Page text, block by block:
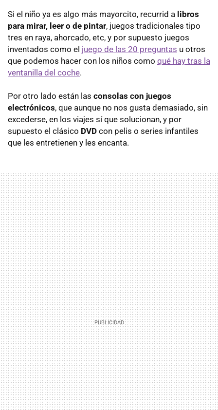
Si el niño ya es algo más mayorcito, recurrid a libros
para mirar, leer o de pintar, juegos tradicionales tipo
tres en raya, ahorcado, etc, y por supuesto juegos
inventados como el juego de las 20 preguntas u otros
que podemos hacer con los niños como qué hay tras la
ventanilla del coche.
Por otro lado están las consolas con juegos
electrónicos, que aunque no nos gusta demasiado, sin
excederse, en los viajes sí que solucionan, y por
supuesto el clásico DVD con pelis o series infantiles
que les entretienen y les encanta.